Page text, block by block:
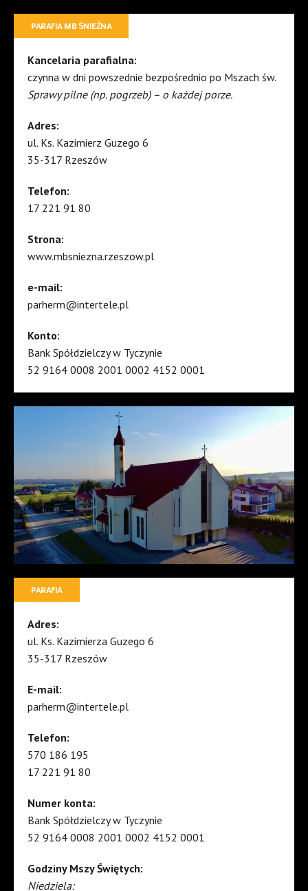
PARAFIA MB ŚNIEŻNA
Kancelaria parafialna:
czynna w dni powszednie bezpośrednio po Mszach św.
Sprawy pilne (np. pogrzeb) – o każdej porze.
Adres:
ul. Ks. Kazimierz Guzego 6
35-317 Rzeszów
Telefon:
17 221 91 80
Strona:
www.mbsniezna.rzeszow.pl
e-mail:
parherm@intertele.pl
Konto:
Bank Spółdzielczy w Tyczynie
52 9164 0008 2001 0002 4152 0001
PARAFIA
Adres:
ul. Ks. Kazimierza Guzego 6
35-317 Rzeszów
E-mail:
parherm@intertele.pl
Telefon:
570 186 195
17 221 91 80
Numer konta:
Bank Spółdzielczy w Tyczynie
52 9164 0008 2001 0002 4152 0001
Godziny Mszy Świętych:
Niedziela: